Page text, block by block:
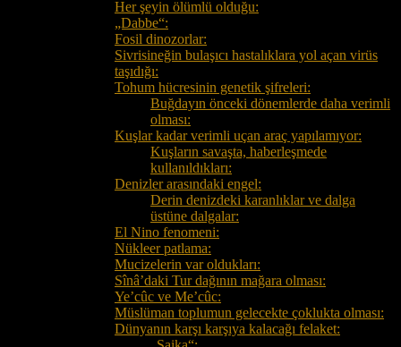
Her şeyin ölümlü olduğu:
„Dabbe“:
Fosil dinozorlar:
Sivrisineğin bulaşıcı hastalıklara yol açan virüs
taşıdığı:
Tohum hücresinin genetik şifreleri:
Buğdayın önceki dönemlerde daha verimli
olması:
Kuşlar kadar verimli uçan araç yapılamıyor:
Kuşların savaşta, haberleşmede
kullanıldıkları:
Denizler arasındaki engel:
Derin denizdeki karanlıklar ve dalga
üstüne dalgalar:
El Nino fenomeni:
Nükleer patlama:
Mucizelerin var oldukları:
Sînâ’daki Tur dağının mağara olması:
Ye’cûc ve Me’cûc:
Müslüman toplumun gelecekte çoklukta olması:
Dünyanın karşı karşıya kalacağı felaket: